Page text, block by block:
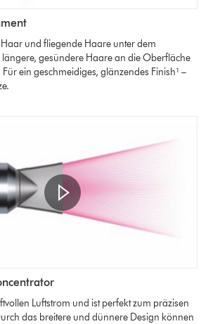
Haar und fliegende Haare unter dem
gesündere Haare an die Oberfläche
ein geschmeidiges, glänzendes Finish¹ –
Luftstrom und ist perfekt zum präzisen
das breitere und dünnere Design können